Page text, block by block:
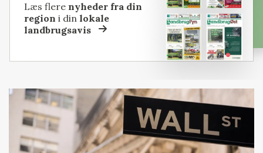
Læs flere nyheder fra din
region i dinlokale
landbrugsavis